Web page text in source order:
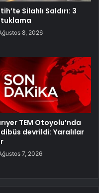
Silahlı Saldırı: 3
8, 2026
TEM Otoyolu’nda
devrildi: Yaralılar
7, 2026